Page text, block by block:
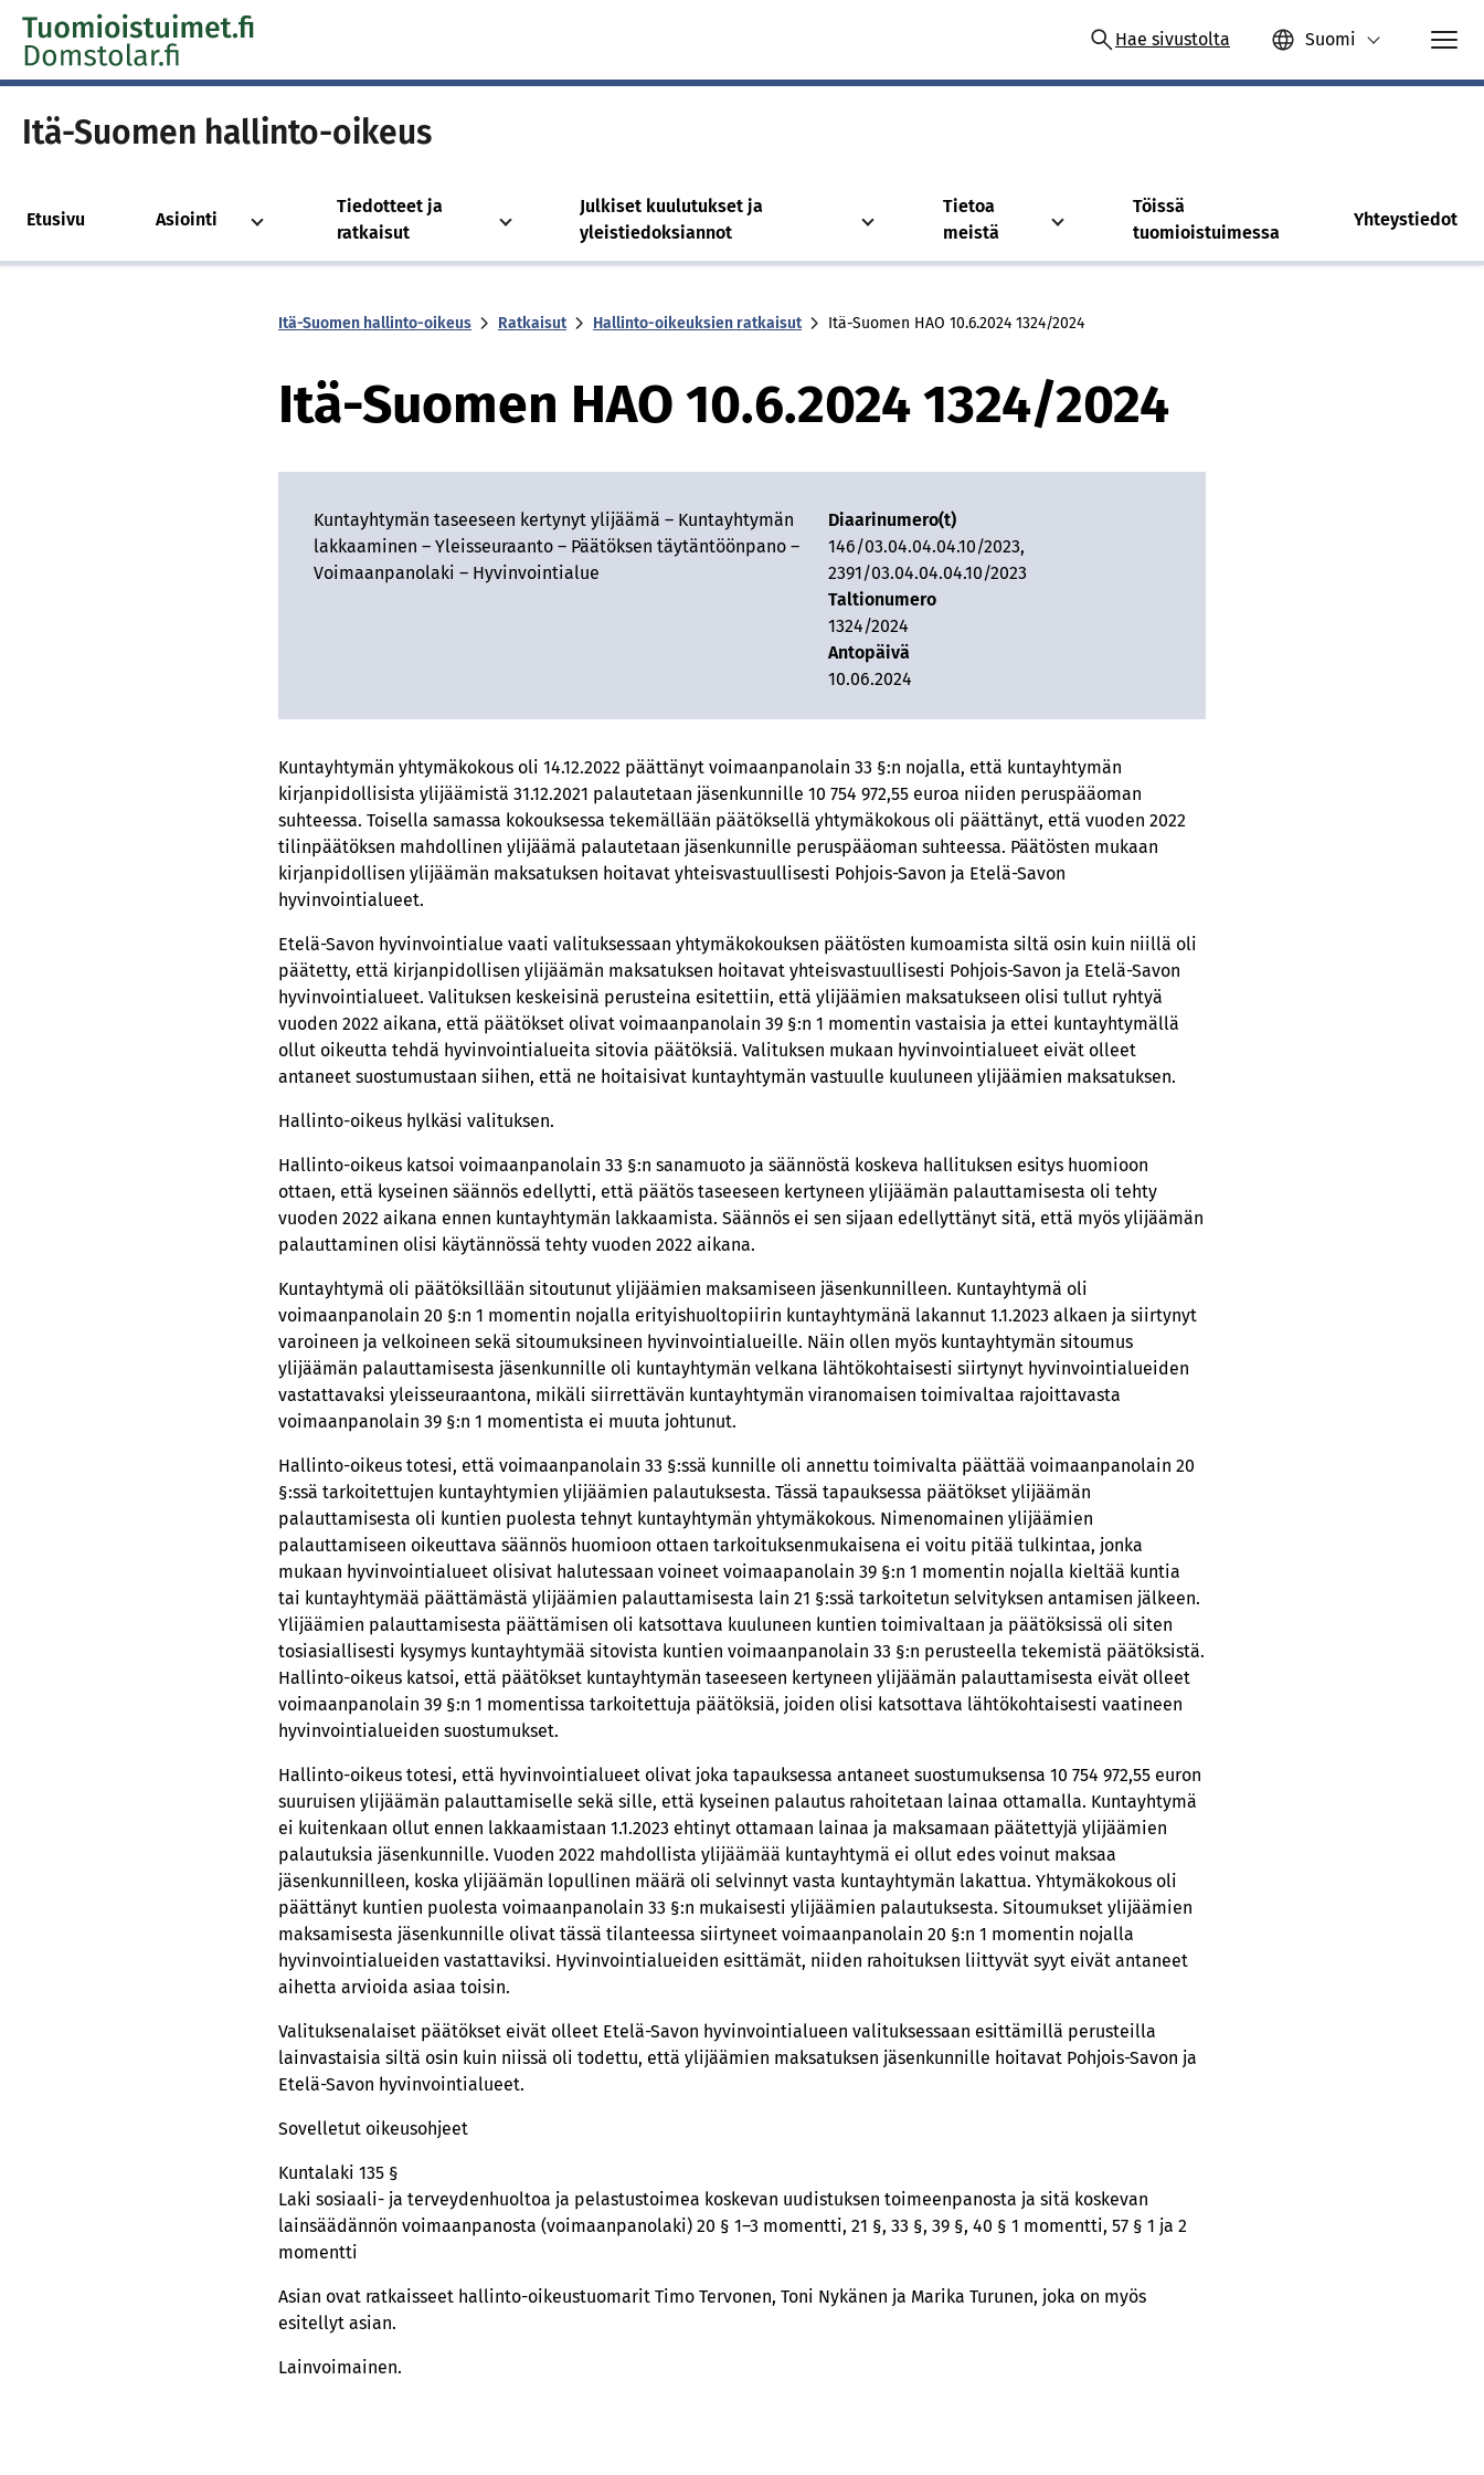
Skip to content -saavutettavuusohje
Hae sivustolta Suomi
Itä-Suomen hallinto-oikeus
Etusivu Asiointi
Tiedotteet ja
ratkaisut
Julkiset kuulutukset ja
yleistiedoksiannot
Tietoa
meistä
Töissä
tuomioistuimessa
Yhteystiedot
Itä-Suomen hallinto-oikeus Ratkaisut Hallinto-oikeuksien ratkaisut Itä-Suo­men HAO 10.6.2024 1324/​2024
Itä-Suo­men HAO 10.6.2024 1324/​2024
Kuntayhtymän taseeseen kertynyt ylijäämä – Kuntayhtymän
lakkaaminen – Yleisseuraanto – Päätöksen täytäntöönpano –
Voimaanpanolaki – Hyvinvointialue
Diaarinumero(t)
146/03.04.04.04.10/2023,
2391/03.04.04.04.10/2023
Taltionumero
1324/2024
Antopäivä
10.06.2024
Kuntayhtymän yhtymäkokous oli 14.12.2022 päättänyt voimaanpanolain 33 §:n nojalla, että kuntayhtymän
kirjanpidollisista ylijäämistä 31.12.2021 palautetaan jäsenkunnille 10 754 972,55 euroa niiden peruspääoman
suhteessa. Toisella samassa kokouksessa tekemällään päätöksellä yhtymäkokous oli päättänyt, että vuoden 2022
tilinpäätöksen mahdollinen ylijäämä palautetaan jäsenkunnille peruspääoman suhteessa. Päätösten mukaan
kirjanpidollisen ylijäämän maksatuksen hoitavat yhteisvastuullisesti Pohjois-Savon ja Etelä-Savon
hyvinvointialueet.
Etelä-Savon hyvinvointialue vaati valituksessaan yhtymäkokouksen päätösten kumoamista siltä osin kuin niillä oli
päätetty, että kirjanpidollisen ylijäämän maksatuksen hoitavat yhteisvastuullisesti Pohjois-Savon ja Etelä-Savon
hyvinvointialueet. Valituksen keskeisinä perusteina esitettiin, että ylijäämien maksatukseen olisi tullut ryhtyä
vuoden 2022 aikana, että päätökset olivat voimaanpanolain 39 §:n 1 momentin vastaisia ja ettei kuntayhtymällä
ollut oikeutta tehdä hyvinvointialueita sitovia päätöksiä. Valituksen mukaan hyvinvointialueet eivät olleet
antaneet suostumustaan siihen, että ne hoitaisivat kuntayhtymän vastuulle kuuluneen ylijäämien maksatuksen.
Hallinto-oikeus hylkäsi valituksen.
Hallinto-oikeus katsoi voimaanpanolain 33 §:n sanamuoto ja säännöstä koskeva hallituksen esitys huomioon
ottaen, että kyseinen säännös edellytti, että päätös taseeseen kertyneen ylijäämän palauttamisesta oli tehty
vuoden 2022 aikana ennen kuntayhtymän lakkaamista. Säännös ei sen sijaan edellyttänyt sitä, että myös ylijäämän
palauttaminen olisi käytännössä tehty vuoden 2022 aikana.
Kuntayhtymä oli päätöksillään sitoutunut ylijäämien maksamiseen jäsenkunnilleen. Kuntayhtymä oli
voimaanpanolain 20 §:n 1 momentin nojalla erityishuoltopiirin kuntayhtymänä lakannut 1.1.2023 alkaen ja siirtynyt
varoineen ja velkoineen sekä sitoumuksineen hyvinvointialueille. Näin ollen myös kuntayhtymän sitoumus
ylijäämän palauttamisesta jäsenkunnille oli kuntayhtymän velkana lähtökohtaisesti siirtynyt hyvinvointialueiden
vastattavaksi yleisseuraantona, mikäli siirrettävän kuntayhtymän viranomaisen toimivaltaa rajoittavasta
voimaanpanolain 39 §:n 1 momentista ei muuta johtunut.
Hallinto-oikeus totesi, että voimaanpanolain 33 §:ssä kunnille oli annettu toimivalta päättää voimaanpanolain 20
§:ssä tarkoitettujen kuntayhtymien ylijäämien palautuksesta. Tässä tapauksessa päätökset ylijäämän
palauttamisesta oli kuntien puolesta tehnyt kuntayhtymän yhtymäkokous. Nimenomainen ylijäämien
palauttamiseen oikeuttava säännös huomioon ottaen tarkoituksenmukaisena ei voitu pitää tulkintaa, jonka
mukaan hyvinvointialueet olisivat halutessaan voineet voimaapanolain 39 §:n 1 momentin nojalla kieltää kuntia
tai kuntayhtymää päättämästä ylijäämien palauttamisesta lain 21 §:ssä tarkoitetun selvityksen antamisen jälkeen.
Ylijäämien palauttamisesta päättämisen oli katsottava kuuluneen kuntien toimivaltaan ja päätöksissä oli siten
tosiasiallisesti kysymys kuntayhtymää sitovista kuntien voimaanpanolain 33 §:n perusteella tekemistä päätöksistä.
Hallinto-oikeus katsoi, että päätökset kuntayhtymän taseeseen kertyneen ylijäämän palauttamisesta eivät olleet
voimaanpanolain 39 §:n 1 momentissa tarkoitettuja päätöksiä, joiden olisi katsottava lähtökohtaisesti vaatineen
hyvinvointialueiden suostumukset.
Hallinto-oikeus totesi, että hyvinvointialueet olivat joka tapauksessa antaneet suostumuksensa 10 754 972,55 euron
suuruisen ylijäämän palauttamiselle sekä sille, että kyseinen palautus rahoitetaan lainaa ottamalla. Kuntayhtymä
ei kuitenkaan ollut ennen lakkaamistaan 1.1.2023 ehtinyt ottamaan lainaa ja maksamaan päätettyjä ylijäämien
palautuksia jäsenkunnille. Vuoden 2022 mahdollista ylijäämää kuntayhtymä ei ollut edes voinut maksaa
jäsenkunnilleen, koska ylijäämän lopullinen määrä oli selvinnyt vasta kuntayhtymän lakattua. Yhtymäkokous oli
päättänyt kuntien puolesta voimaanpanolain 33 §:n mukaisesti ylijäämien palautuksesta. Sitoumukset ylijäämien
maksamisesta jäsenkunnille olivat tässä tilanteessa siirtyneet voimaanpanolain 20 §:n 1 momentin nojalla
hyvinvointialueiden vastattaviksi. Hyvinvointialueiden esittämät, niiden rahoituksen liittyvät syyt eivät antaneet
aihetta arvioida asiaa toisin.
Valituksenalaiset päätökset eivät olleet Etelä-Savon hyvinvointialueen valituksessaan esittämillä perusteilla
lainvastaisia siltä osin kuin niissä oli todettu, että ylijäämien maksatuksen jäsenkunnille hoitavat Pohjois-Savon ja
Etelä-Savon hyvinvointialueet.
Sovelletut oikeusohjeet
Kuntalaki 135 §
Laki sosiaali- ja terveydenhuoltoa ja pelastustoimea koskevan uudistuksen toimeenpanosta ja sitä koskevan
lainsäädännön voimaanpanosta (voimaanpanolaki) 20 § 1–3 momentti, 21 §, 33 §, 39 §, 40 § 1 momentti, 57 § 1 ja 2
momentti
Asian ovat ratkaisseet hallinto-oikeustuomarit Timo Tervonen, Toni Nykänen ja Marika Turunen, joka on myös
esitellyt asian.
Lainvoimainen.